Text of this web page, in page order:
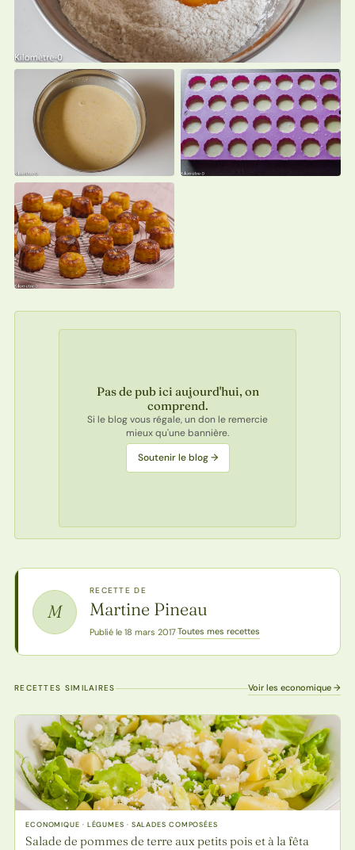
Pas de pub ici aujourd'hui, on
comprend.
Si le blog vous régale, un don le remercie
mieux qu'une bannière.
Soutenir le blog →
M
RECETTE DE
Martine Pineau
Publié le 18 mars 2017·Toutes mes recettes
RECETTES SIMILAIRES Voir les economique →
ECONOMIQUE · LÉGUMES · SALADES COMPOSÉES
Salade de pommes de terre aux petits pois et à la fêta